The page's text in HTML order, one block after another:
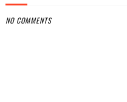
NO COMMENTS